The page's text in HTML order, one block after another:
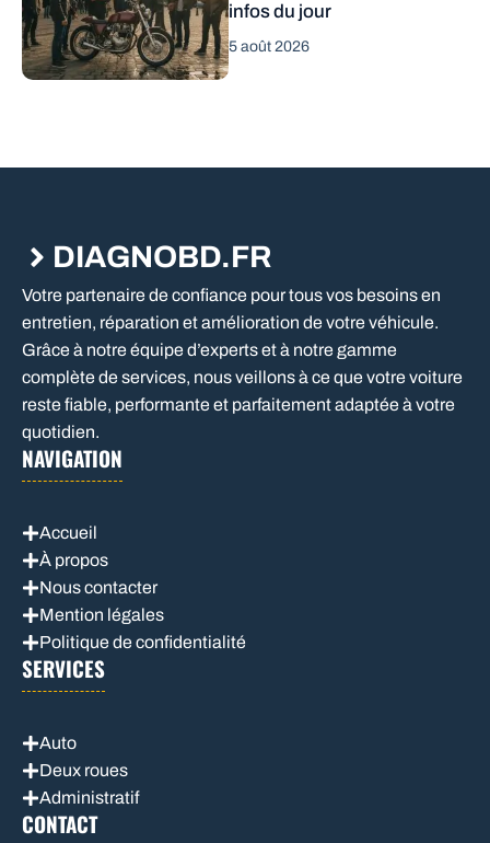
infos du jour
5 août 2026
DIAGNOBD.FR
Votre partenaire de confiance pour tous vos besoins en
entretien, réparation et amélioration de votre véhicule.
Grâce à notre équipe d’experts et à notre gamme
complète de services, nous veillons à ce que votre voiture
reste fiable, performante et parfaitement adaptée à votre
quotidien.
NAVIGATION
Accueil
À propos
Nous contacter
Mention légales
Politique de confidentialité
SERVICES
Auto
Deux roues
Administratif
CONTACT